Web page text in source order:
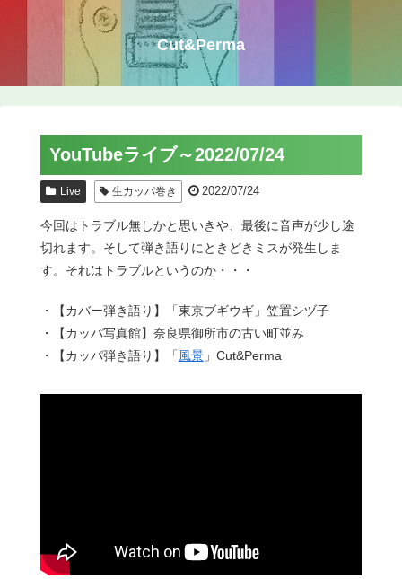
Cut&Perma
YouTubeライブ～2022/07/24
Live 生カッパ巻き 2022/07/24
今回はトラブル無しかと思いきや、最後に音声が少し途
切れます。そして弾き語りにときどきミスが発生しま
す。それはトラブルというのか・・・
・【カバー弾き語り】「東京ブギウギ」笠置シヅ子
・【カッパ写真館】奈良県御所市の古い町並み
・【カッパ弾き語り】「 風景」Cut&Perma